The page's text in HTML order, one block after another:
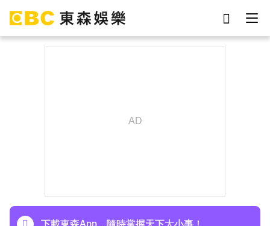
下載東森App，隨時掌握天下大小事！